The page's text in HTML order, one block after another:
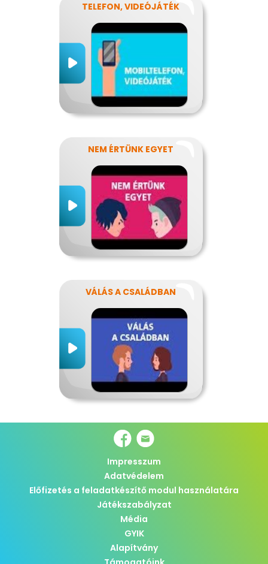
TELEFON, VIDEÓJÁTÉK
NEM ÉRTÜNK EGYET
VÁLÁS A CSALÁDBAN
Impresszum
Adatvédelem
Előfizetés a feladatkészítő modul használatára
Játékszabályzat
Média
GYIK
Alapítvány